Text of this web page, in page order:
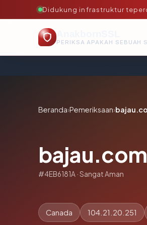
Didukung infrastruktur
Beranda›Pemeriksaan›
bajau.com
#4EB6181A · Sangat Aman
Canada 104.21.20.251